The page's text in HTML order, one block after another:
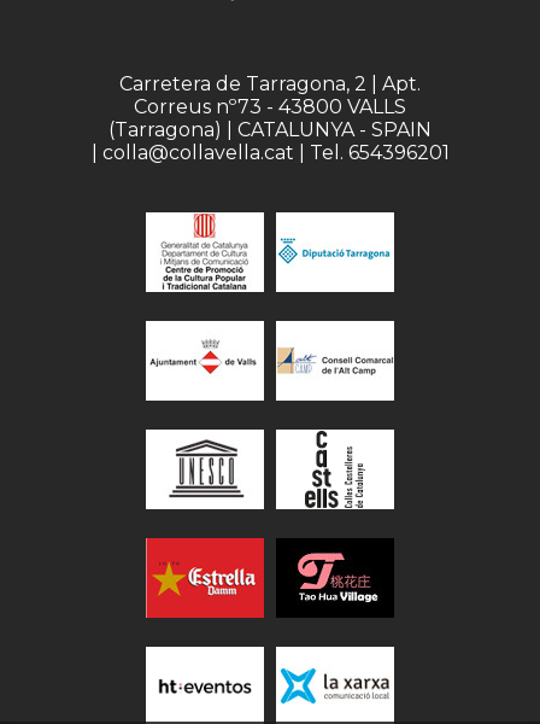
Carretera de Tarragona, 2 | Apt.
Correus nº73 - 43800 VALLS
(Tarragona) | CATALUNYA - SPAIN
| colla@collavella.cat | Tel. 654396201